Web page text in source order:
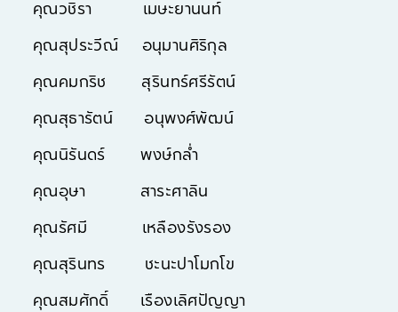
คุณวชิรา เมษะยานนท์
คุณสุประวีณ์ อนุมานศิริกุล
คุณคมกริช สุรินทร์ศรีรัตน์
คุณสุธารัตน์ อนุพงศ์พัฒน์
คุณนิรันดร์ พงษ์กล่ำ
คุณอุษา สาระศาลิน
คุณรัศมี เหลืองรังรอง
คุณสุรินทร ชะนะปาโมกโข
คุณสมศักดิ์ เรืองเลิศปัญญา